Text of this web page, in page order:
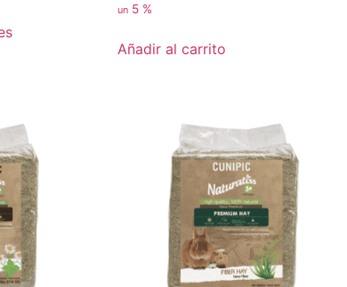
un 5 %
Añadir al carrito